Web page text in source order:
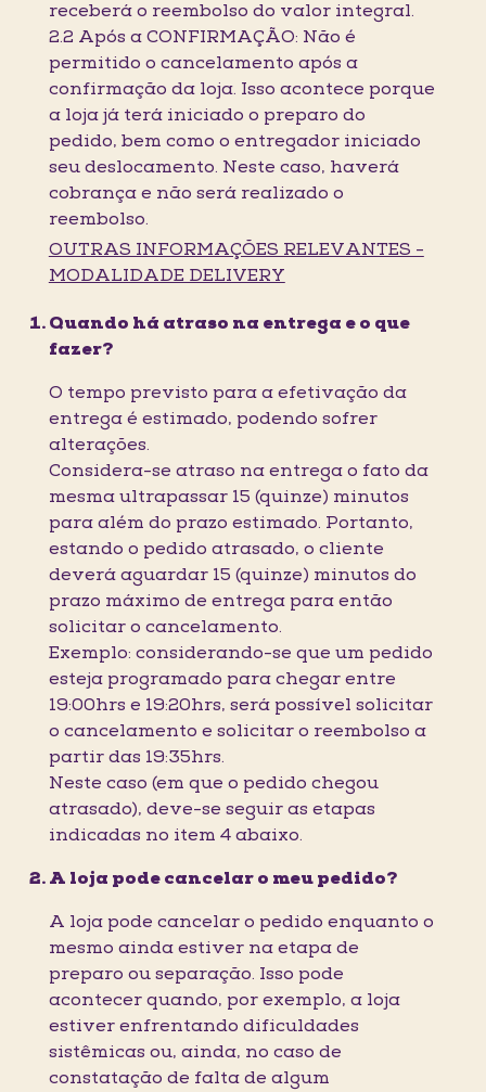
receberá o reembolso do valor integral.
2.2 Após a CONFIRMAÇÃO: Não é
permitido o cancelamento após a
confirmação da loja. Isso acontece porque
a loja já terá iniciado o preparo do
pedido, bem como o entregador iniciado
seu deslocamento. Neste caso, haverá
cobrança e não será realizado o
reembolso.
OUTRAS INFORMAÇÕES RELEVANTES -
MODALIDADE DELIVERY
Quando há atraso na entrega e o que
fazer?
O tempo previsto para a efetivação da
entrega é estimado, podendo sofrer
alterações.
Considera-se atraso na entrega o fato da
mesma ultrapassar 15 (quinze) minutos
para além do prazo estimado. Portanto,
estando o pedido atrasado, o cliente
deverá aguardar 15 (quinze) minutos do
prazo máximo de entrega para então
solicitar o cancelamento.
Exemplo: considerando-se que um pedido
esteja programado para chegar entre
19:00hrs e 19:20hrs, será possível solicitar
o cancelamento e solicitar o reembolso a
partir das 19:35hrs.
Neste caso (em que o pedido chegou
atrasado), deve-se seguir as etapas
indicadas no item 4 abaixo.
A loja pode cancelar o meu pedido?
A loja pode cancelar o pedido enquanto o
mesmo ainda estiver na etapa de
preparo ou separação. Isso pode
acontecer quando, por exemplo, a loja
estiver enfrentando dificuldades
sistêmicas ou, ainda, no caso de
constatação de falta de algum